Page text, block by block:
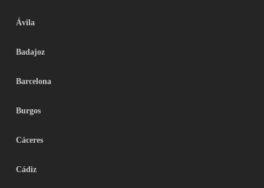
Ávila
Badajoz
Barcelona
Burgos
Cáceres
Cádiz